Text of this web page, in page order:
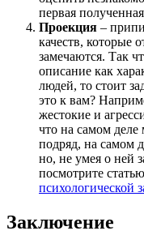
первая
Проекция –
качеств, которые
замечаются. Так
описание как
людей, то стоит
это к вам?
жестокие и
что на самом деле
подряд, на самом
но, не умея о ней
посмотрите статью
психологической
Заключение